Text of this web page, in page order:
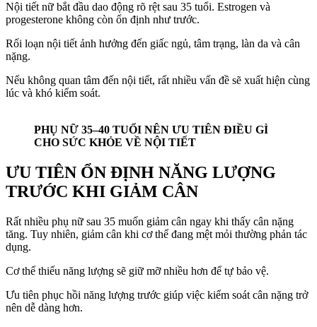
Nội tiết nữ bắt đầu dao động rõ rệt sau 35 tuổi. Estrogen và
progesterone không còn ổn định như trước.
Rối loạn nội tiết ảnh hưởng đến giấc ngủ, tâm trạng, làn da và cân
nặng.
Nếu không quan tâm đến nội tiết, rất nhiều vấn đề sẽ xuất hiện cùng
lúc và khó kiểm soát.
PHỤ NỮ 35–40 TUỔI NÊN ƯU TIÊN ĐIỀU GÌ
CHO SỨC KHỎE VỀ NỘI TIẾT
ƯU TIÊN ỔN ĐỊNH NĂNG LƯỢNG
TRƯỚC KHI GIẢM CÂN
Rất nhiều phụ nữ sau 35 muốn giảm cân ngay khi thấy cân nặng
tăng. Tuy nhiên, giảm cân khi cơ thể đang mệt mỏi thường phản tác
dụng.
Cơ thể thiếu năng lượng sẽ giữ mỡ nhiều hơn để tự bảo vệ.
Ưu tiên phục hồi năng lượng trước giúp việc kiểm soát cân nặng trở
nên dễ dàng hơn.